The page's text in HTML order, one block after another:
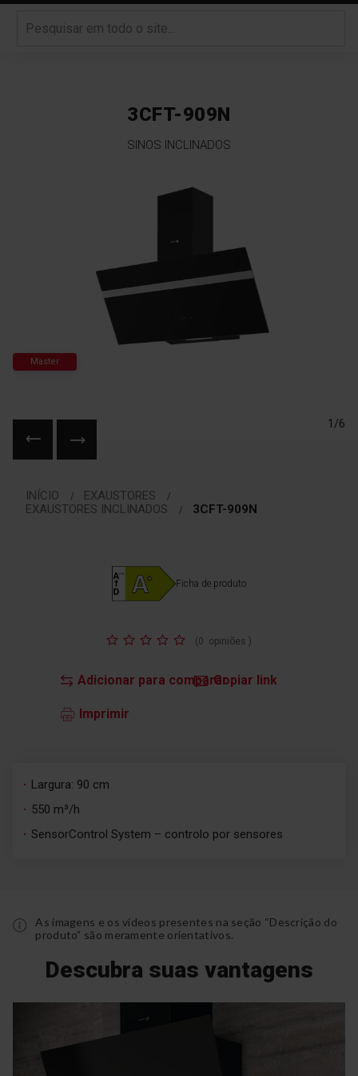
3CFT-909N
SINOS INCLINADOS
1/6
Master
INÍCIO
EXAUSTORES
EXAUSTORES INCLINADOS
3CFT-909N
Adicionar para compararCopiar link
Imprimir
Classificação: (0 opiniões )
Ficha de produto
Largura: 90 cm
550 m³/h
SensorControl System – controlo por sensores
As imagens e os vídeos presentes na seção “Descrição do
produto” são meramente orientativos.
Descubra suas vantagens